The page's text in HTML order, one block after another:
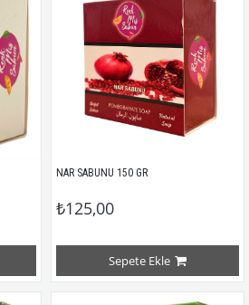
NAR SABUNU 150 GR
₺125,00
Sepete Ekle